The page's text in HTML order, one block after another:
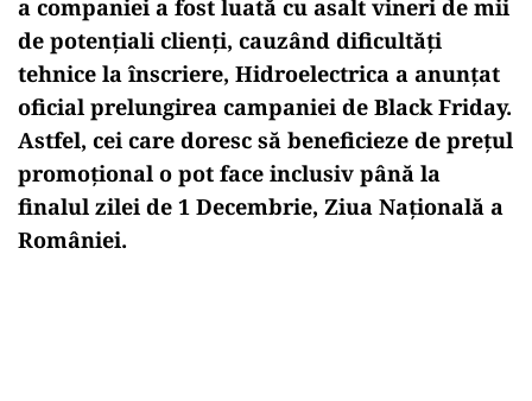
a companiei a fost luată cu asalt vineri de mii
de potențiali clienți, cauzând dificultăți
tehnice la înscriere, Hidroelectrica a anunțat
oficial prelungirea campaniei de Black Friday.
Astfel, cei care doresc să beneficieze de prețul
promoțional o pot face inclusiv până la
finalul zilei de 1 Decembrie, Ziua Națională a
României.